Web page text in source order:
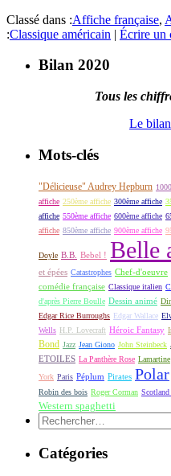
Classé dans :Affiche française,
:Classique américain | Écrire un
Bilan 2020
Tous les
Le
Mots-clés
"Délicieuse" Audrey Hepburn
affiche 250ème affiche 300ème affiche
affiche 550ème affiche 600ème affiche
affiche 850ème affiche 900ème affiche
Doyle B.B. Bebel ! Belle
et épées Catastrophes Chef-d'oeuvre
comédie française Classique italien
d'après Pierre Boulle Dessin animé
Edgar Rice Burroughs Edgar Wallace
Wells H.P. Lovecraft Héroic Fantasy
Bond Jazz Jean Giono John Steinbeck
ETOILES La Panthère Rose Lamartine
York Paris Péplum Pirates Polar
Robin des bois Roger Corman Scotland
Western spaghetti
Rechercher :
Catégories